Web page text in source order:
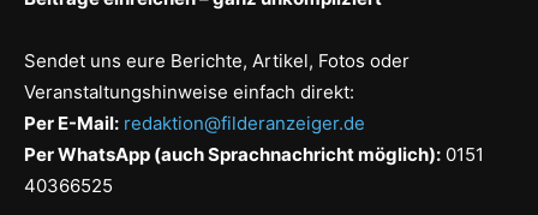
Sendet uns eure Berichte, Artikel, Fotos oder
Veranstaltungshinweise einfach direkt:
Per E-Mail: redaktion@filderanzeiger.de
Per WhatsApp (auch Sprachnachricht möglich): 0151
40366525